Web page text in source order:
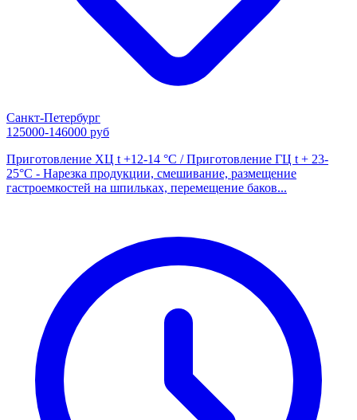
Санкт-Петербург
125000-146000 руб
Приготовление ХЦ t +12-14 °С / Приготовление ГЦ t + 23-
25°С - Нарезка продукции, смешивание, размещение
гастроемкостей на шпильках, перемещение баков...